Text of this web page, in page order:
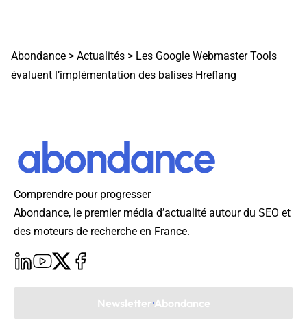
Abondance > Actualités > Les Google Webmaster Tools
évaluent l’implémentation des balises Hreflang
Comprendre pour progresser
Abondance, le premier média d’actualité autour du SEO et
des moteurs de recherche en France.
Newsletter Abondance